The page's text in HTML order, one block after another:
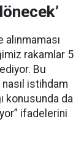
rakamlar 5
Bu
istihdam
konusunda da
ifadelerini